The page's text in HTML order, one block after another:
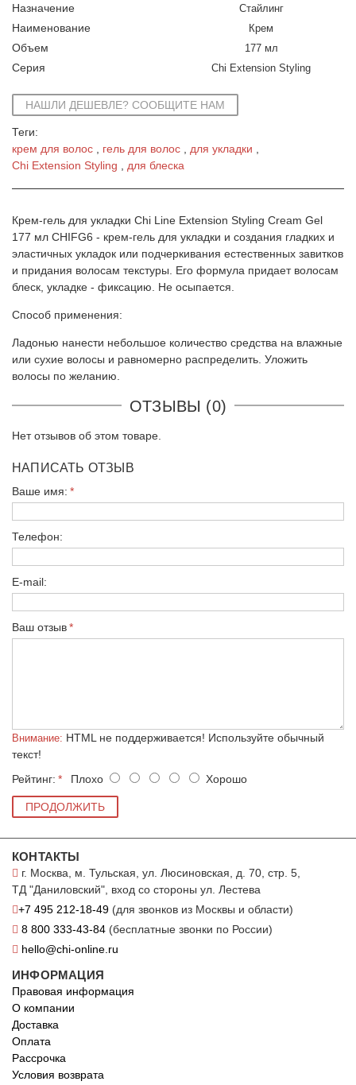
Назначение Стайлинг
Наименование Крем
Объем 177 мл
Серия Chi Extension Styling
НАШЛИ ДЕШЕВЛЕ? СООБЩИТЕ НАМ
Теги:
крем для волос
гель для волос
для укладки
Chi Extension Styling
для блеска
Крем-гель для укладки Chi Line Extension Styling Cream Gel
177 мл CHIFG6 - крем-гель для укладки и создания гладких и
эластичных укладок или подчеркивания естественных завитков
и придания волосам текстуры. Его формула придает волосам
блеск, укладке - фиксацию. Не осыпается.
Способ применения:
Ладонью нанести небольшое количество средства на влажные
или сухие волосы и равномерно распределить. Уложить
волосы по желанию.
ОТЗЫВЫ (0)
Нет отзывов об этом товаре.
НАПИСАТЬ ОТЗЫВ
Ваше имя:
Телефон:
E-mail:
Ваш отзыв
Внимание: HTML не поддерживается! Используйте обычный
текст!
Рейтинг:
Плохо Хорошо
ПРОДОЛЖИТЬ
КОНТАКТЫ
г. Москва, м. Тульская, ул. Люсиновская, д. 70, стр. 5,
ТД "Даниловский", вход со стороны ул. Лестева
+7 495 212-18-49 (для звонков из Москвы и области)
8 800 333-43-84 (бесплатные звонки по России)
hello@chi-online.ru
ИНФОРМАЦИЯ
Правовая информация
О компании
Доставка
Оплата
Рассрочка
Условия возврата